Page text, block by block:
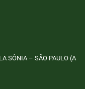
SÔNIA – SÃO PAULO (A